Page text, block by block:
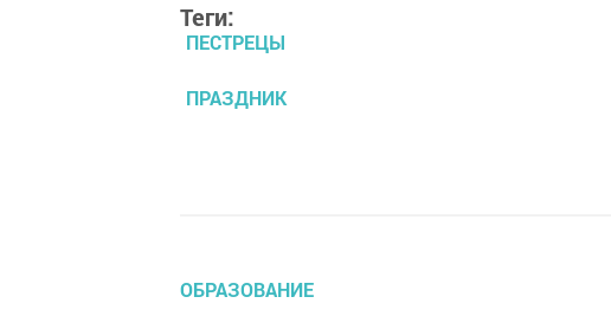
Теги:
ПЕСТРЕЦЫ
ПРАЗДНИК
ОБРАЗОВАНИЕ